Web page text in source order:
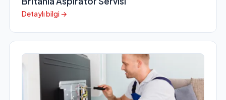
Detaylı bilgi →